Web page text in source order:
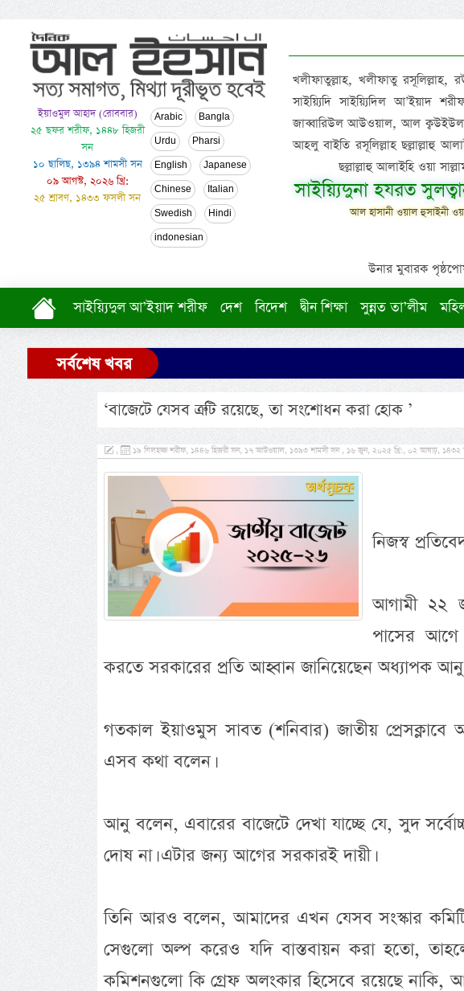
ইয়াওমুল আহাদ (রোববার)
২৫ ছফর শরীফ, ১৪৪৮ হিজরী
সন
১০ ছালিছ, ১৩৯৪ শামসী সন
০৯ আগস্ট, ২০২৬ খ্রি:
২৫ শ্রাবণ, ১৪৩৩ ফসলী সন
Arabic Bangla
Urdu Pharsi
English Japanese
Chinese Italian
Swedish Hindi
indonesian
খলীফাতুল্লাহ, খলীফাতু রসূলিল্লাহ,
সাইয়্যিদি সাইয়্যিদিল আ’ইয়াদ
জাব্বারিউল আউওয়াল, আল ক্বউইউল
আহলু বাইতি রসূলিল্লাহ ছল্লাল্লাহু
ছল্লাল্লাহু আলাইহি ওয়া
সাইয়্যিদুনা হযরত
আল হাসানী ওয়াল হুসাইনী
উনার মুবারক
সাইয়্যিদুল আ’ইয়াদ শরীফ দেশ বিদেশ দ্বীন শিক্ষা সুন্নত তা’লীম
সর্বশেষ খবর
‘বাজেটে যেসব ত্রুটি রয়েছে, তা সংশোধন করা হোক ’
, ১৯ যিলহজ্জ শরীফ, ১৪৪৬ হিজরী সন, ১৭ আউওয়াল, ১৩৯৩ শামসী সন , ১৬ জুন, ২০২৫ খ্রি:, ০২ আষাঢ়,
নিজস্ব
আগামী ২২
পাসের আগে
করতে সরকারের প্রতি আহ্বান জানিয়েছেন অধ্যাপক আনু
গতকাল ইয়াওমুস সাবত (শনিবার) জাতীয় প্রেসক্লাবে
এসব কথা বলেন।
আনু বলেন, এবারের বাজেটে দেখা যাচ্ছে যে, সুদ
দোষ না। এটার জন্য আগের সরকারই দায়ী।
তিনি আরও বলেন, আমাদের এখন যেসব সংস্কার
সেগুলো অল্প করেও যদি বাস্তবায়ন করা হতো,
কমিশনগুলো কি গ্রেফ অলংকার হিসেবে রয়েছে নাকি,